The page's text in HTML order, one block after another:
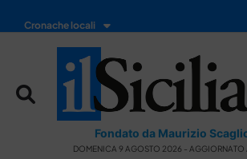
Cronache locali
Fondato da Maurizio
DOMENICA 9 AGOSTO 2026 - AGGIORNATO